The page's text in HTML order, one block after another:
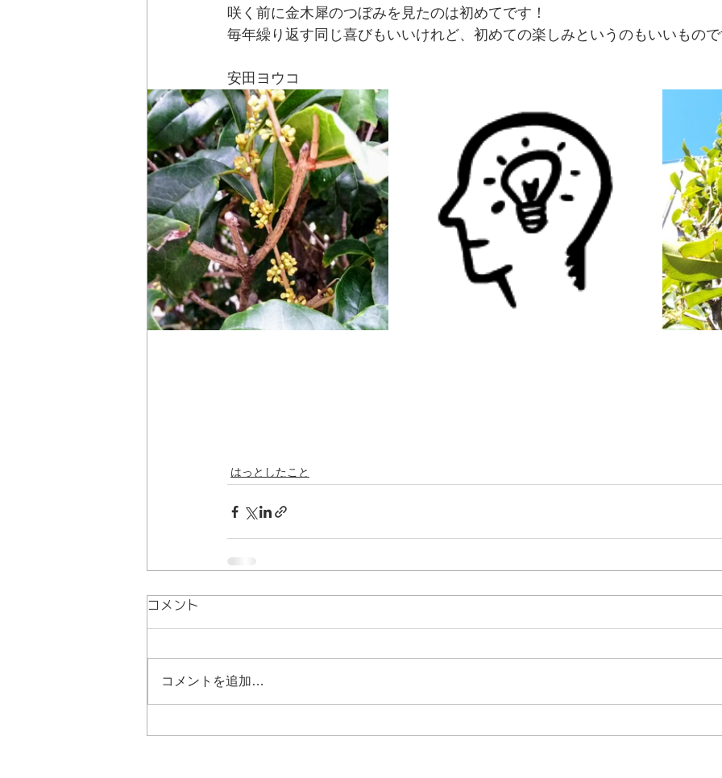
咲く前に金木犀のつぼみを見たのは初めてです！
毎年繰り返す同じ喜びもいいけれど、初めての楽しみというのもいいもの
安田ヨウコ
はっとしたこと
コメント
コメントを追加…